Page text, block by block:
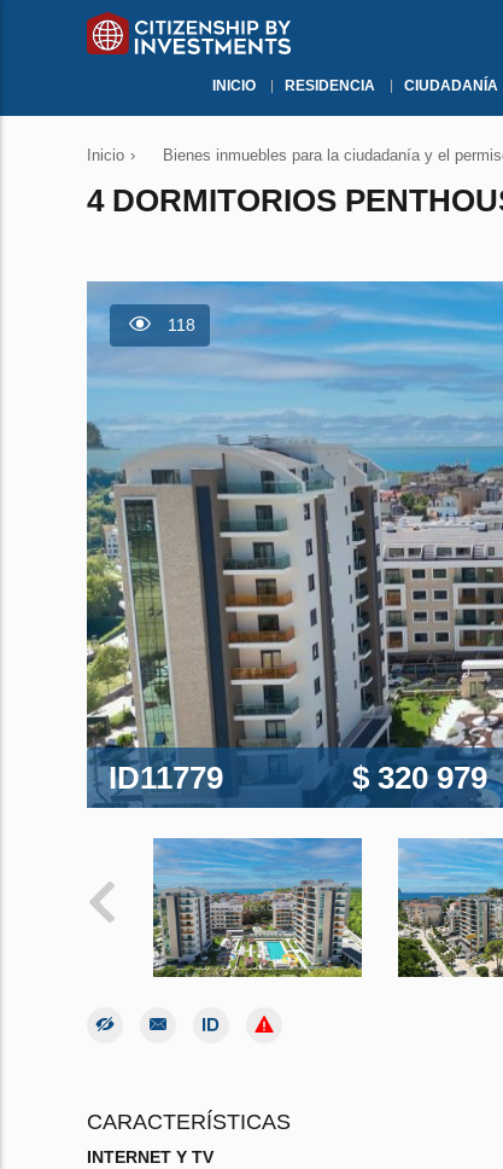
INICIO RESIDENCIA CIUDADANÍA
Inicio › Bienes inmuebles para la ciudadanía y el
4 DORMITORIOS
118
ID11779 $ 320 979
CARACTERÍSTICAS
INTERNET Y TV